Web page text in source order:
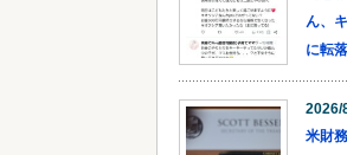
ん、
に転
2026/
米財